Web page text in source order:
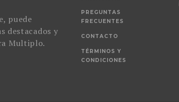
puede
destacados y
Multiplo.
PREGUNTAS
FRECUENTES
CONTACTO
TÉRMINOS Y
CONDICIONES